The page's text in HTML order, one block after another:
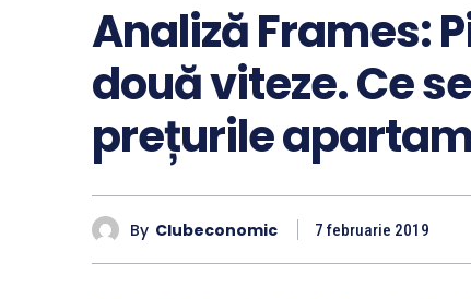
Analiză Frames:
două viteze. Ce
prețurile
By Clubeconomic 7 februarie 2019